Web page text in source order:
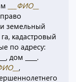
___ФИО__
право
земельный
кадастровый
по адресу:
дом ____.
,